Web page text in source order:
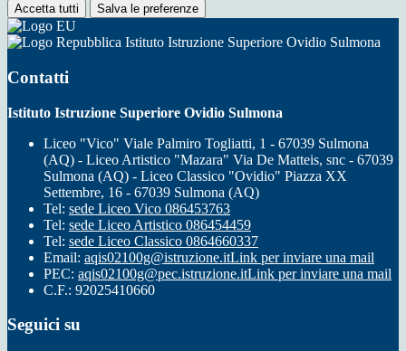
Accetta tutti Salva le preferenze
Istituto Istruzione Superiore Ovidio Sulmona
Contatti
Istituto Istruzione Superiore Ovidio Sulmona
Liceo "Vico" Viale Palmiro Togliatti, 1 - 67039 Sulmona
(AQ) - Liceo Artistico "Mazara" Via De Matteis, snc - 67039
Sulmona (AQ) - Liceo Classico "Ovidio" Piazza XX
Settembre, 16 - 67039 Sulmona (AQ)
Tel: sede Liceo Vico 086453763
Tel: sede Liceo Artistico 086454459
Tel: sede Liceo Classico 0864660337
Email: aqis02100g@istruzione.itLink per inviare una mail
PEC: aqis02100g@pec.istruzione.itLink per inviare una mail
C.F.: 92025410660
Seguici su